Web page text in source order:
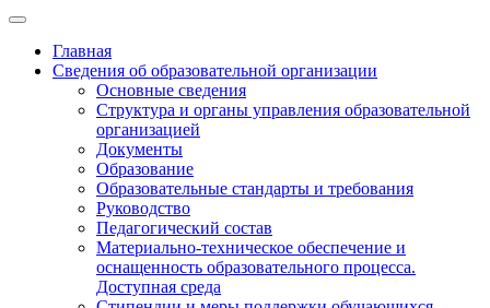
Главная
Сведения об образовательной организации
Основные сведения
Структура и органы управления образовательной
организацией
Документы
Образование
Образовательные стандарты и требования
Руководство
Педагогический состав
Материально-техническое обеспечение и
оснащенность образовательного процесса.
Доступная среда